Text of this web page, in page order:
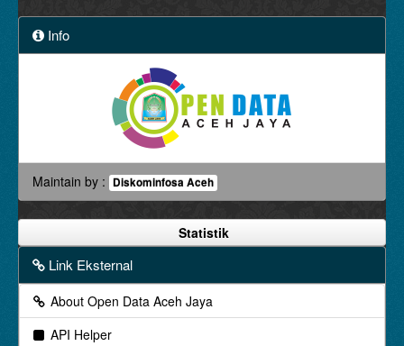
Info
Maintain by : Diskominfosa Aceh
Statistik
Link Eksternal
About Open Data Aceh Jaya
API Helper